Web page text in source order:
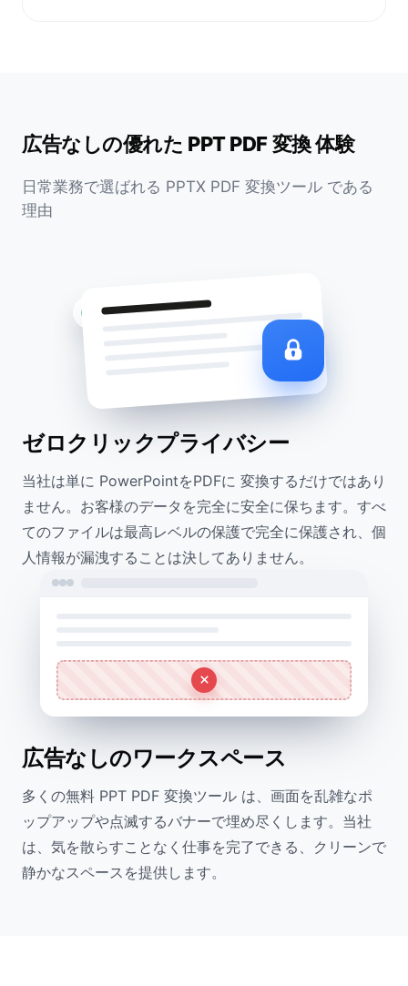
広告なしの優れた PPT PDF 変換 体験
日常業務で選ばれる PPTX PDF 変換ツール である
理由
SSL暗号化済み
ゼロクリックプライバシー
当社は単に PowerPointをPDFに 変換するだけではあり
ません。お客様のデータを完全に安全に保ちます。すべ
てのファイルは最高レベルの保護で完全に保護され、個
人情報が漏洩することは決してありません。
広告なしのワークスペース
多くの無料 PPT PDF 変換ツール は、画面を乱雑なポ
ップアップや点滅するバナーで埋め尽くします。当社
は、気を散らすことなく仕事を完了できる、クリーンで
静かなスペースを提供します。